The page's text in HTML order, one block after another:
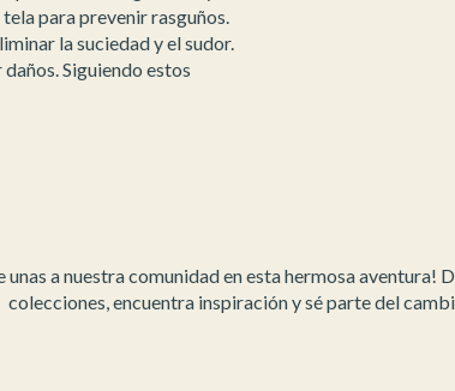
para prevenir rasguños.
la suciedad y el sudor.
Siguiendo estos
unas a nuestra comunidad en esta hermosa aventura!
colecciones, encuentra inspiración y sé parte del